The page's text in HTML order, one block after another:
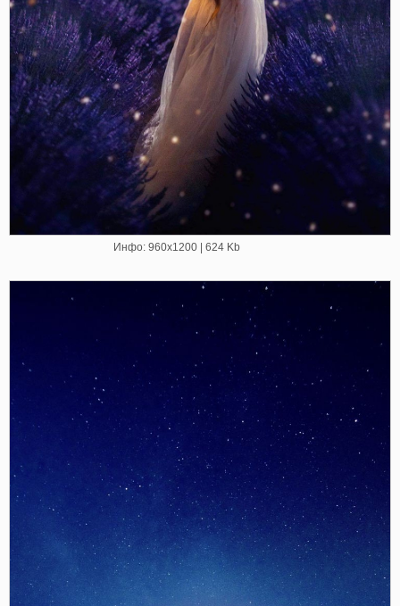
Инфо: 960х1200 | 624 Kb